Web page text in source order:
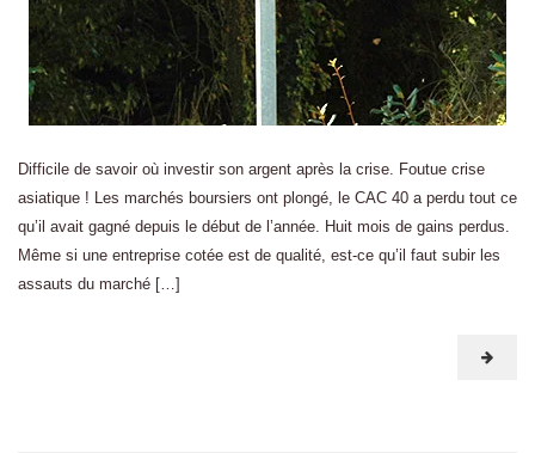
Difficile de savoir où investir son argent après la crise. Foutue crise
asiatique ! Les marchés boursiers ont plongé, le CAC 40 a perdu tout ce
qu’il avait gagné depuis le début de l’année. Huit mois de gains perdus.
Même si une entreprise cotée est de qualité, est-ce qu’il faut subir les
assauts du marché […]